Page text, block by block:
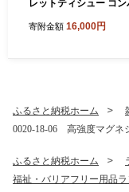
レットティシュー コン
64ロール 1.5倍巻
寄附金額 16,000円
ふるさと納税ホーム
0020-18-06 高強度マグ
ふるさと納税ホーム
福祉・バリアフリー用品